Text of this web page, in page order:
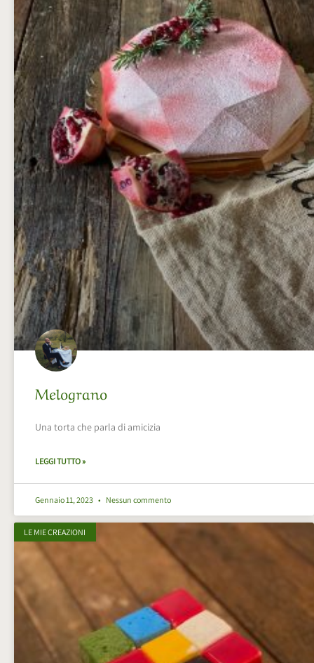
Melograno
Una torta che parla di amicizia
LEGGI TUTTO »
Gennaio 11, 2023 Nessun commento
LE MIE CREAZIONI